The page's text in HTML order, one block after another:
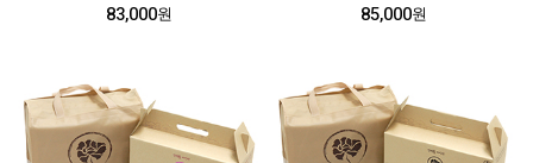
83,000원 85,000원